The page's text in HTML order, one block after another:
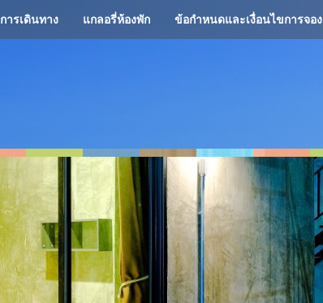
การเดินทาง แกลอรี่ห้องพัก ข้อกำหนดและเงื่อนไขการจอง